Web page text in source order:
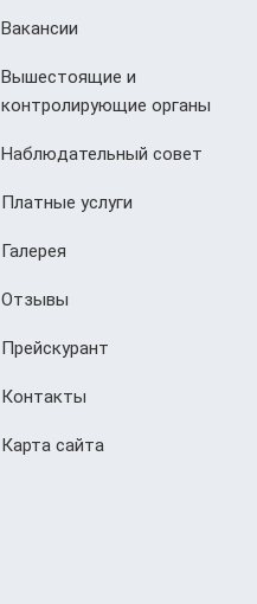
Вакансии
Вышестоящие и
контролирующие органы
Наблюдательный совет
Платные услуги
Галерея
Отзывы
Прейскурант
Контакты
Карта сайта